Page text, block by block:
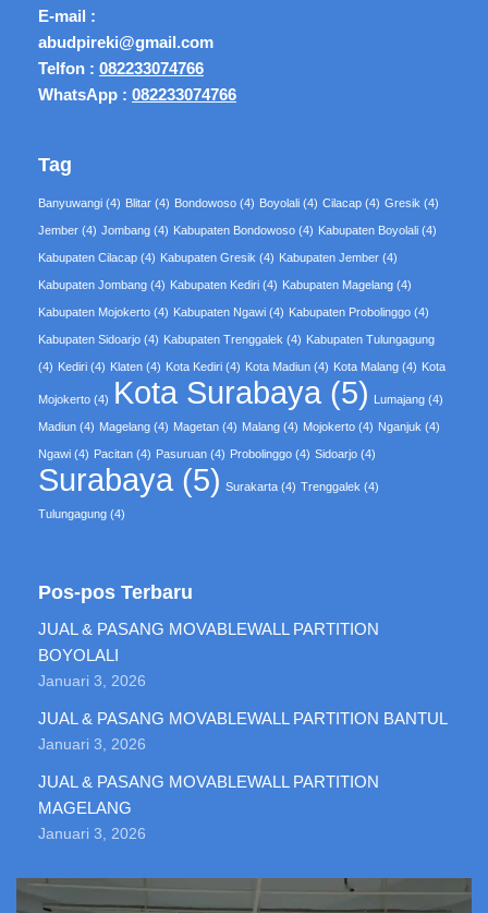
E-mail :
abudpireki@gmail.com
Telfon : 082233074766
WhatsApp : 082233074766
Tag
Banyuwangi (4) Blitar (4) Bondowoso (4) Boyolali (4) Cilacap (4) Gresik (4)
Jember (4) Jombang (4) Kabupaten Bondowoso (4) Kabupaten Boyolali (4)
Kabupaten Cilacap (4) Kabupaten Gresik (4) Kabupaten Jember (4)
Kabupaten Jombang (4) Kabupaten Kediri (4) Kabupaten Magelang (4)
Kabupaten Mojokerto (4) Kabupaten Ngawi (4) Kabupaten Probolinggo (4)
Kabupaten Sidoarjo (4) Kabupaten Trenggalek (4) Kabupaten Tulungagung
(4) Kediri (4) Klaten (4) Kota Kediri (4) Kota Madiun (4) Kota Malang (4) Kota
Mojokerto (4) Kota Surabaya (5) Lumajang (4)
Madiun (4) Magelang (4) Magetan (4) Malang (4) Mojokerto (4) Nganjuk (4)
Ngawi (4) Pacitan (4) Pasuruan (4) Probolinggo (4) Sidoarjo (4)
Surabaya (5) Surakarta (4) Trenggalek (4)
Tulungagung (4)
Pos-pos Terbaru
JUAL & PASANG MOVABLEWALL PARTITION
BOYOLALI
Januari 3, 2026
JUAL & PASANG MOVABLEWALL PARTITION BANTUL
Januari 3, 2026
JUAL & PASANG MOVABLEWALL PARTITION
MAGELANG
Januari 3, 2026